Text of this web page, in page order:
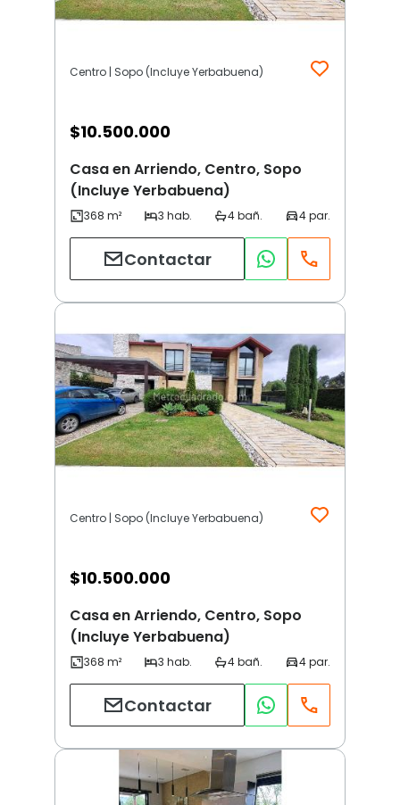
Centro | Sopo (Incluye Yerbabuena)
$10.500.000
Casa en Arriendo, Centro, Sopo
(Incluye Yerbabuena)
Contactar
Centro | Sopo (Incluye Yerbabuena)
$10.500.000
Casa en Arriendo, Centro, Sopo
(Incluye Yerbabuena)
Contactar